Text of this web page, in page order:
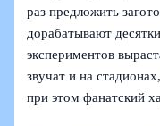
раз предложить
дорабатывают
экспериментов
звучат и на
при этом фанатский